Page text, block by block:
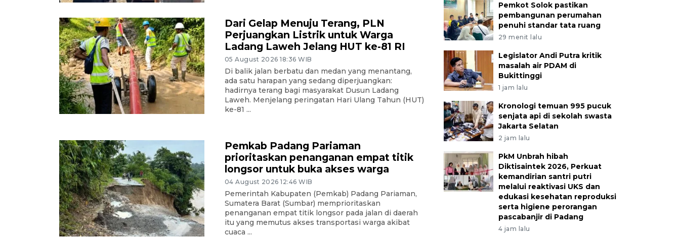
Dari Gelap Menuju Terang, PLN
Perjuangkan Listrik untuk Warga
Ladang Laweh Jelang HUT ke-81 RI
05 August 2026 18:36 WIB
Di balik jalan berbatu dan medan yang menantang,
ada satu harapan yang sedang diperjuangkan:
hadirnya terang bagi masyarakat Dusun Ladang
Laweh. Menjelang peringatan Hari Ulang Tahun (HUT)
ke-81 ...
Pemkab Padang Pariaman
prioritaskan penanganan empat titik
longsor untuk buka akses warga
04 August 2026 12:46 WIB
Pemerintah Kabupaten (Pemkab) Padang Pariaman,
Sumatera Barat (Sumbar) memprioritaskan
penanganan empat titik longsor pada jalan di daerah
itu yang memutus akses transportasi warga akibat
cuaca ...
Pemkot Solok pastikan
pembangunan perumahan
penuhi standar tata ruang
29 menit lalu
Legislator Andi Putra kritik
masalah air PDAM di
Bukittinggi
1 jam lalu
Kronologi temuan 995 pucuk
senjata api di sekolah swasta
Jakarta Selatan
2 jam lalu
PkM Unbrah hibah
Diktisaintek 2026, Perkuat
kemandirian santri putri
melalui reaktivasi UKS dan
edukasi kesehatan reproduksi
serta higiene perorangan
pascabanjir di Padang
4 jam lalu